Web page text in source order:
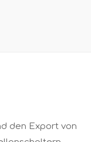
den Export von